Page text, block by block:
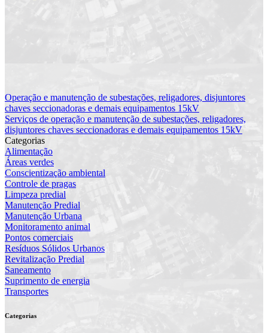
Operação e manutenção de subestações, religadores, disjuntores
chaves seccionadoras e demais equipamentos 15kV
Serviços de operação e manutenção de subestações, religadores,
disjuntores chaves seccionadoras e demais equipamentos 15kV
Categorias
Alimentação
Áreas verdes
Conscientização ambiental
Controle de pragas
Limpeza predial
Manutenção Predial
Manutenção Urbana
Monitoramento animal
Pontos comerciais
Resíduos Sólidos Urbanos
Revitalização Predial
Saneamento
Suprimento de energia
Transportes
Categorias